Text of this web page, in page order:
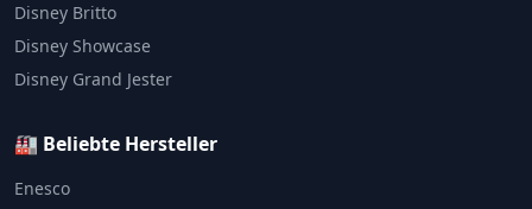
Disney Britto
Disney Showcase
Disney Grand Jester
🏭 Beliebte Hersteller
Enesco